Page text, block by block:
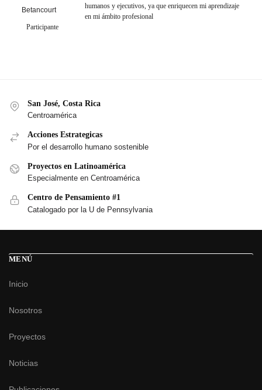
Betancourt
Participante
humanos y ejecutivos, ya que enriquecen mi aprendizaje
en mi ámbito profesional
San José, Costa Rica
Centroamérica
Acciones Estrategicas
Por el desarrollo humano sostenible
Proyectos en Latinoamérica
Especialmente en Centroamérica
Centro de Pensamiento #1
Catalogado por la U de Pennsylvania
MENÚ
Inicio
Nosotros
Proyectos
Noticias